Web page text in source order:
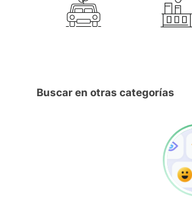
Buscar en otras categorías